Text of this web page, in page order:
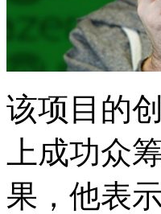
该项目的
上成功众
果，他表